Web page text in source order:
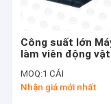
Công suất lớn
làm viên động vật
8mm Máy làm viên
thức ăn cho chó
MOQ:1 CÁI
Nhận giá mới nhất